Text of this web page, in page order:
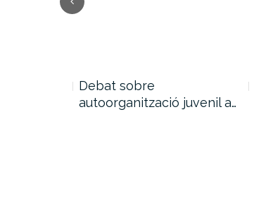
Debat sobre
autoorganització juvenil a…